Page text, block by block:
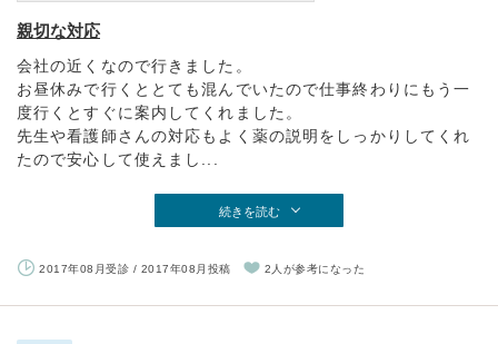
親切な対応
会社の近くなので行きました。
お昼休みで行くととても混んでいたので仕事終わりにもう一
度行くとすぐに案内してくれました。
先生や看護師さんの対応もよく薬の説明をしっかりしてくれ
たので安心して使えまし...
続きを読む
2017年08月受診 / 2017年08月投稿 2人が参考になった